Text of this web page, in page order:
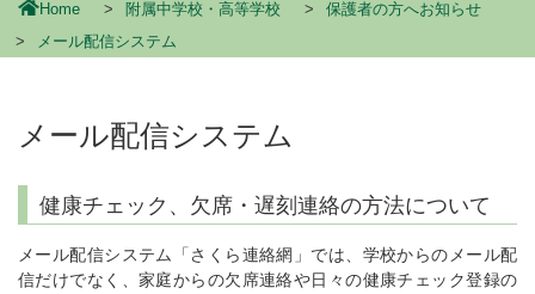
Home 附属中学校・高等学校
保護者の方へお知らせ
メール配信システム
メール配信システム
健康チェック、欠席・遅刻連絡の方法について
メール配信システム「さくら連絡網」では、学校からのメール配
信だけでなく、家庭からの欠席連絡や日々の健康チェック登録の